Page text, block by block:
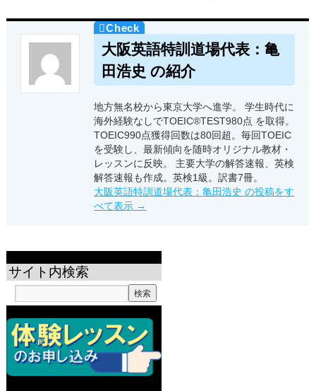
大阪英語特訓道場代表：亀
田浩史 の紹介
地方無名校から東京大学へ進学。 学生時代に
海外経験なしでTOEIC®TEST980点 を取得。
TOEIC990点獲得回数は80回超。毎回TOEIC
を受験し、最新傾向を随時オリジナル教材・
レッスンに反映。 主要大学の解答速報、英検
解答速報も作成。英検1級。訳書7冊。
大阪英語特訓道場代表：亀田浩史 の投稿をす
べて表示 →
サイト内検索